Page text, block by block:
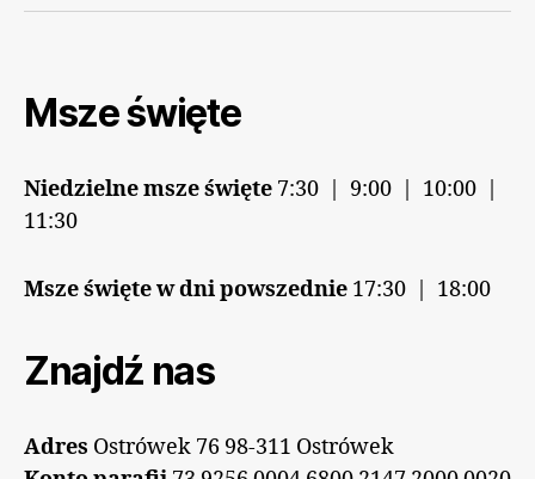
Msze święte
Niedzielne msze święte 7:30 | 9:00 | 10:00 |
11:30
Msze święte w dni powszednie 17:30 | 18:00
Znajdź nas
Adres Ostrówek 76 98-311 Ostrówek